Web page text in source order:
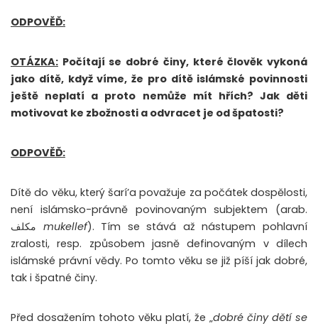
ODPOVĚĎ:
OTÁZKA: Počítají se dobré činy, které člověk vykoná
jako dítě, když víme, že pro dítě islámské povinnosti
ještě neplatí a proto nemůže mít hřích? Jak děti
motivovat ke zbožnosti a odvracet je od špatosti?
ODPOVĚĎ:
Dítě do věku, který šarí’a považuje za počátek dospělosti,
není islámsko-právně povinovaným subjektem (arab.
mukellef). Tím se stává až nástupem pohlavní
zralosti, resp. způsobem jasně definovaným v dílech
islámské právní vědy. Po tomto věku se již píší jak dobré,
tak i špatné činy.
Před dosažením tohoto věku platí, že „dobré činy dětí se